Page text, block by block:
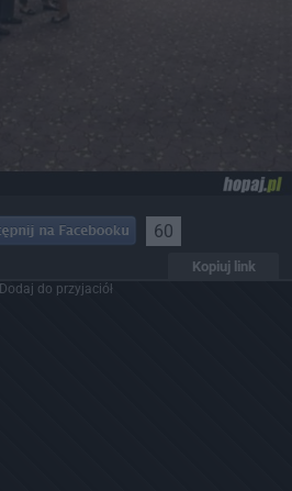
60
Kopiuj link
Dodaj do przyjaciół